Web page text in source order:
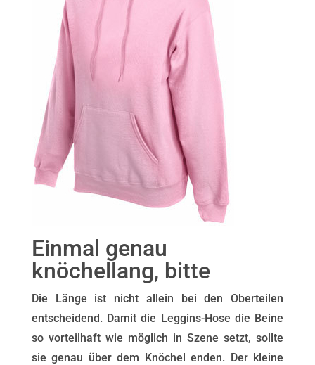
Einmal genau
knöchellang, bitte
Die Länge ist nicht allein bei den Oberteilen
entscheidend. Damit die Leggins-Hose die Beine
so vorteilhaft wie möglich in Szene setzt, sollte
sie genau über dem Knöchel enden. Der kleine